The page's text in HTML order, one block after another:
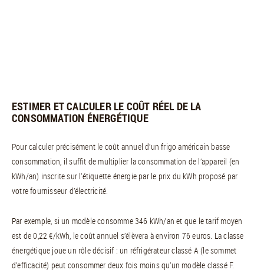
ESTIMER ET CALCULER LE COÛT RÉEL DE LA
CONSOMMATION ÉNERGÉTIQUE
Pour calculer précisément le coût annuel d’un frigo américain basse
consommation, il suffit de multiplier la consommation de l’appareil (en
kWh/an) inscrite sur l’étiquette énergie par le prix du kWh proposé par
votre fournisseur d’électricité.
Par exemple, si un modèle consomme 346 kWh/an et que le tarif moyen
est de 0,22 €/kWh, le coût annuel s’élèvera à environ 76 euros. La classe
énergétique joue un rôle décisif : un réfrigérateur classé A (le sommet
d’efficacité) peut consommer deux fois moins qu’un modèle classé F.